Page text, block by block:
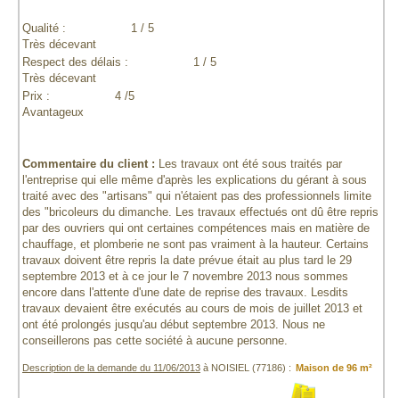
Qualité :
1 / 5
Très décevant
Respect des délais :
1 / 5
Très décevant
Prix :
4 /5
Avantageux
Commentaire du client : Les travaux ont été sous traités par
l'entreprise qui elle même d'après les explications du gérant à sous
traité avec des "artisans" qui n'étaient pas des professionnels limite
des "bricoleurs du dimanche. Les travaux effectués ont dû être repris
par des ouvriers qui ont certaines compétences mais en matière de
chauffage, et plomberie ne sont pas vraiment à la hauteur. Certains
travaux doivent être repris la date prévue était au plus tard le 29
septembre 2013 et à ce jour le 7 novembre 2013 nous sommes
encore dans l'attente d'une date de reprise des travaux. Lesdits
travaux devaient être exécutés au cours de mois de juillet 2013 et
ont été prolongés jusqu'au début septembre 2013. Nous ne
conseillerons pas cette société à aucune personne.
Description de la demande du 11/06/2013 à NOISIEL (77186) : Maison de 96 m²